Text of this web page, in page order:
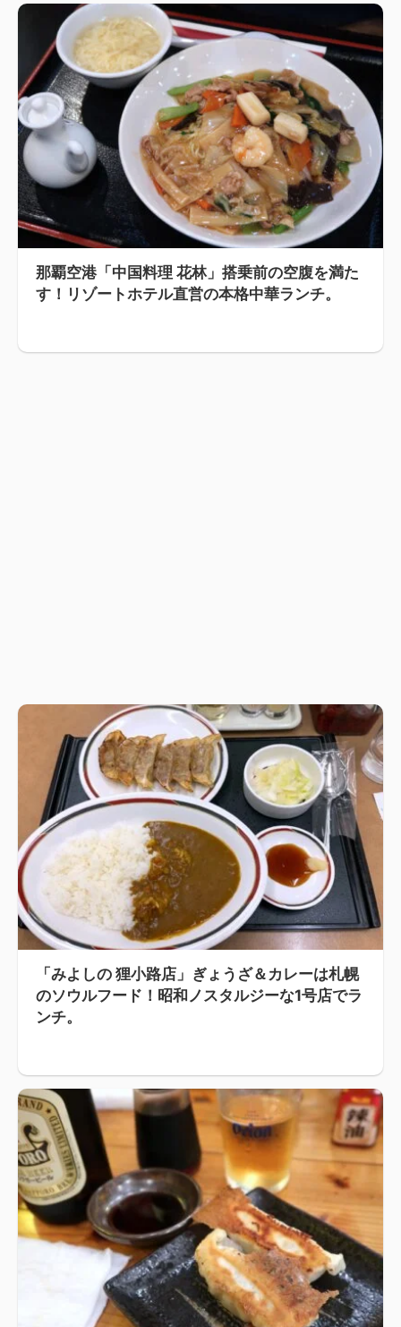
那覇空港「中国料理 花林」搭乗前の空腹を満た
す！リゾートホテル直営の本格中華ランチ。
「みよしの 狸小路店」ぎょうざ＆カレーは札幌
のソウルフード！昭和ノスタルジーな1号店でラ
ンチ。